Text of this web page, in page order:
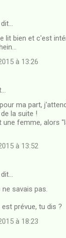
lit bien et c'est
à 13:26
ma part,
la suite !
une femme, alors
à 13:52
savais pas.
est prévue, tu dis ?
à 18:23